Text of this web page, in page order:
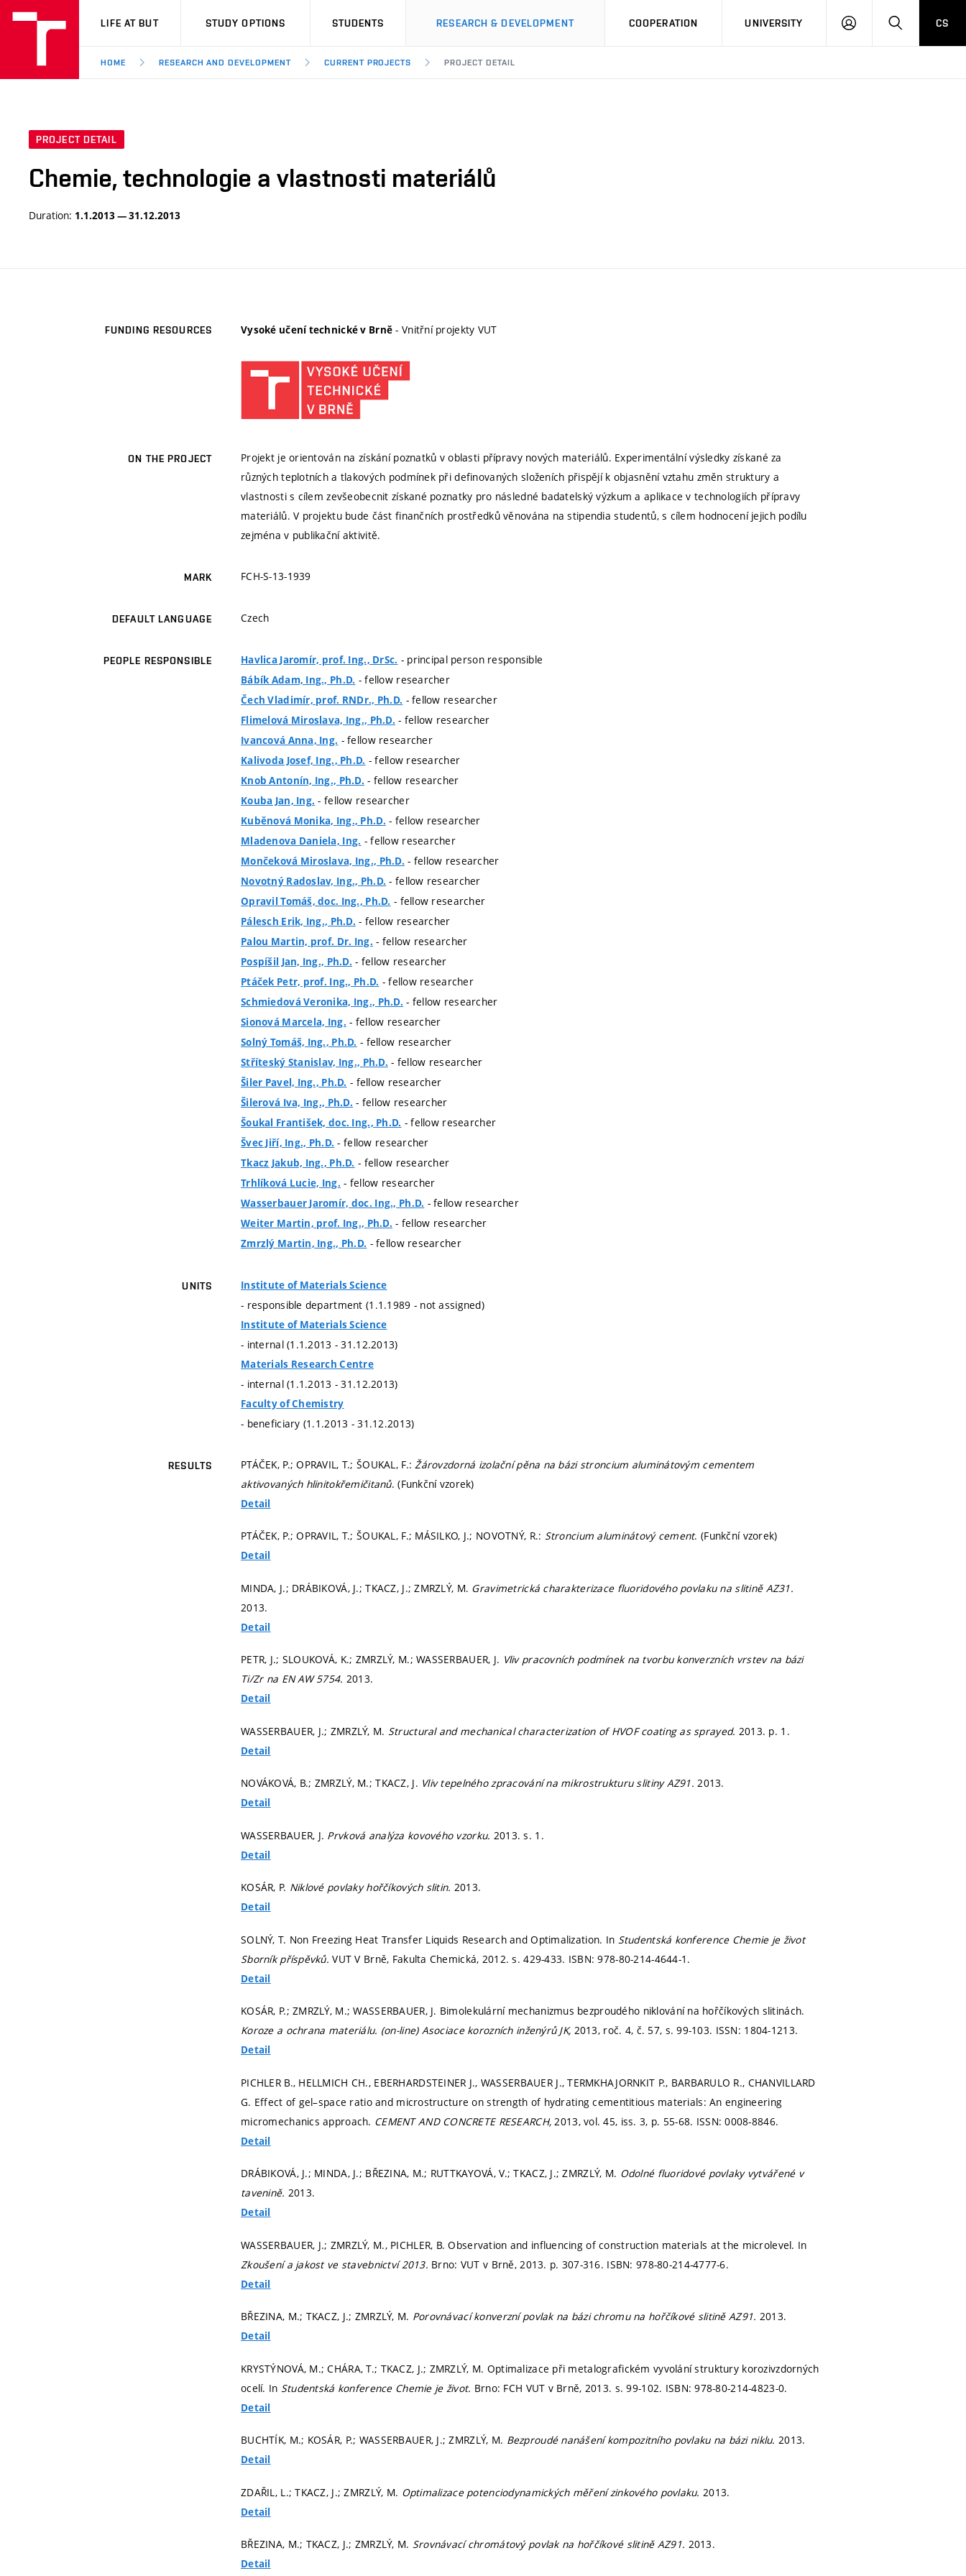
VUT
LIFE AT BUT STUDY OPTIONS STUDENTS RESEARCH & DEVELOPMENT COOPERATION UNIVERSITY
LOG
SEARCHCS
HOME RESEARCH AND DEVELOPMENT CURRENT PROJECTS PROJECT DETAIL
PROJECT DETAIL
Chemie, technologie a vlastnosti materiálů
Duration: 1.1.2013 — 31.12.2013
FUNDING RESOURCES Vysoké učení technické v Brně - Vnitřní projekty VUT
ON THE PROJECT
Projekt je orientován na získání poznatků v oblasti přípravy nových materiálů. Experimentální výsledky získané za
různých teplotních a tlakových podmínek při definovaných složeních přispějí k objasnění vztahu změn struktury a
vlastnosti s cílem zevšeobecnit získané poznatky pro následné badatelský výzkum a aplikace v technologiích přípravy
materiálů. V projektu bude část finančních prostředků věnována na stipendia studentů, s cílem hodnocení jejich podílu
zejména v publikační aktivitě.
MARK FCH-S-13-1939
DEFAULT LANGUAGE Czech
PEOPLE RESPONSIBLE Havlica Jaromír, prof. Ing., DrSc. - principal person responsible
Bábík Adam, Ing., Ph.D. - fellow researcher
Čech Vladimír, prof. RNDr., Ph.D. - fellow researcher
Flimelová Miroslava, Ing., Ph.D. - fellow researcher
Ivancová Anna, Ing. - fellow researcher
Kalivoda Josef, Ing., Ph.D. - fellow researcher
Knob Antonín, Ing., Ph.D. - fellow researcher
Kouba Jan, Ing. - fellow researcher
Kuběnová Monika, Ing., Ph.D. - fellow researcher
Mladenova Daniela, Ing. - fellow researcher
Mončeková Miroslava, Ing., Ph.D. - fellow researcher
Novotný Radoslav, Ing., Ph.D. - fellow researcher
Opravil Tomáš, doc. Ing., Ph.D. - fellow researcher
Pálesch Erik, Ing., Ph.D. - fellow researcher
Palou Martin, prof. Dr. Ing. - fellow researcher
Pospíšil Jan, Ing., Ph.D. - fellow researcher
Ptáček Petr, prof. Ing., Ph.D. - fellow researcher
Schmiedová Veronika, Ing., Ph.D. - fellow researcher
Sionová Marcela, Ing. - fellow researcher
Solný Tomáš, Ing., Ph.D. - fellow researcher
Stříteský Stanislav, Ing., Ph.D. - fellow researcher
Šiler Pavel, Ing., Ph.D. - fellow researcher
Šilerová Iva, Ing., Ph.D. - fellow researcher
Šoukal František, doc. Ing., Ph.D. - fellow researcher
Švec Jiří, Ing., Ph.D. - fellow researcher
Tkacz Jakub, Ing., Ph.D. - fellow researcher
Trhlíková Lucie, Ing. - fellow researcher
Wasserbauer Jaromír, doc. Ing., Ph.D. - fellow researcher
Weiter Martin, prof. Ing., Ph.D. - fellow researcher
Zmrzlý Martin, Ing., Ph.D. - fellow researcher
UNITS Institute of Materials Science
- responsible department (1.1.1989 - not assigned)
Institute of Materials Science
- internal (1.1.2013 - 31.12.2013)
Materials Research Centre
- internal (1.1.2013 - 31.12.2013)
Faculty of Chemistry
- beneficiary (1.1.2013 - 31.12.2013)
RESULTS PTÁČEK, P.; OPRAVIL, T.; ŠOUKAL, F.: Žárovzdorná izolační pěna na bázi stroncium aluminátovým cementem
aktivovaných hlinitokřemičitanů. (Funkční vzorek)
Detail
PTÁČEK, P.; OPRAVIL, T.; ŠOUKAL, F.; MÁSILKO, J.; NOVOTNÝ, R.: Stroncium aluminátový cement. (Funkční vzorek)
Detail
MINDA, J.; DRÁBIKOVÁ, J.; TKACZ, J.; ZMRZLÝ, M. Gravimetrická charakterizace fluoridového povlaku na slitině AZ31.
2013.
Detail
PETR, J.; SLOUKOVÁ, K.; ZMRZLÝ, M.; WASSERBAUER, J. Vliv pracovních podmínek na tvorbu konverzních vrstev na bázi
Ti/Zr na EN AW 5754. 2013.
Detail
WASSERBAUER, J.; ZMRZLÝ, M. Structural and mechanical characterization of HVOF coating as sprayed. 2013. p. 1.
Detail
NOVÁKOVÁ, B.; ZMRZLÝ, M.; TKACZ, J. Vliv tepelného zpracování na mikrostrukturu slitiny AZ91.2013.
Detail
WASSERBAUER, J. Prvková analýza kovového vzorku. 2013.s. 1.
Detail
KOSÁR, P. Niklové povlaky hořčíkových slitin. 2013.
Detail
SOLNÝ, T. Non Freezing Heat Transfer Liquids Research and Optimalization. In Studentská konference Chemie je život
Sborník příspěvků.VUT V Brně, Fakulta Chemická, 2012.s. 429-433. ISBN: 978-80-214-4644-1.
Detail
KOSÁR, P.; ZMRZLÝ, M.; WASSERBAUER, J. Bimolekulární mechanizmus bezproudého niklování na hořčíkových slitinách.
Koroze a ochrana materiálu. (on-line) Asociace korozních inženýrů JK, 2013, roč. 4, č. 57, s. 99-103. ISSN: 1804-1213.
Detail
PICHLER B., HELLMICH CH., EBERHARDSTEINER J., WASSERBAUER J., TERMKHAJORNKIT P., BARBARULO R., CHANVILLARD
G. Effect of gel–space ratio and microstructure on strength of hydrating cementitious materials: An engineering
micromechanics approach. CEMENT AND CONCRETE RESEARCH, 2013, vol. 45, iss. 3, p. 55-68. ISSN: 0008-8846.
Detail
DRÁBIKOVÁ, J.; MINDA, J.; BŘEZINA, M.; RUTTKAYOVÁ, V.; TKACZ, J.; ZMRZLÝ, M. Odolné fluoridové povlaky vytvářené v
tavenině. 2013.
Detail
WASSERBAUER, J.; ZMRZLÝ, M., PICHLER, B. Observation and influencing of construction materials at the microlevel. In
Zkoušení a jakost ve stavebnictví 2013. Brno: VUT v Brně, 2013. p. 307-316. ISBN: 978-80-214-4777-6.
Detail
BŘEZINA, M.; TKACZ, J.; ZMRZLÝ, M. Porovnávací konverzní povlak na bázi chromu na hořčíkové slitině AZ91. 2013.
Detail
KRYSTÝNOVÁ, M.; CHÁRA, T.; TKACZ, J.; ZMRZLÝ, M. Optimalizace při metalografickém vyvolání struktury korozivzdorných
ocelí. In Studentská konference Chemie je život. Brno: FCH VUT v Brně, 2013. s. 99-102. ISBN: 978-80-214-4823-0.
Detail
BUCHTÍK, M.; KOSÁR, P.; WASSERBAUER, J.; ZMRZLÝ, M. Bezproudé nanášení kompozitního povlaku na bázi niklu. 2013.
Detail
ZDAŘIL, L.; TKACZ, J.; ZMRZLÝ, M. Optimalizace potenciodynamických měření zinkového povlaku. 2013.
Detail
BŘEZINA, M.; TKACZ, J.; ZMRZLÝ, M. Srovnávací chromátový povlak na hořčíkové slitině AZ91. 2013.
Detail